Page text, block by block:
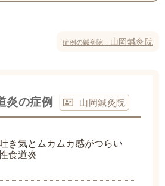
症例の鍼灸院： 山岡鍼灸院
炎の症例 山岡鍼灸院
き気とムカムカ感がつらい
食道炎